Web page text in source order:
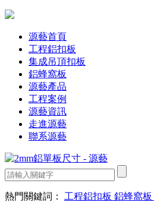
源藝首頁
工程鋁扣板
集成吊頂扣板
鋁蜂窩板
源藝產品
工程案例
源藝資訊
走進源藝
聯系源藝
熱門關鍵詞： 工程鋁扣板 鋁蜂窩板